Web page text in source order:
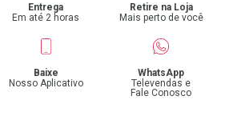
Entrega
Em até 2 horas
Retire na Loja
Mais perto de você
Baixe
Nosso Aplicativo
WhatsApp
Televendas e
Fale Conosco